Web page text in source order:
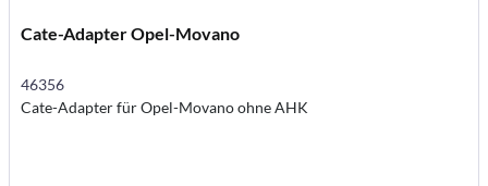
Cate-Adapter Opel-Movano
46356
Cate-Adapter für Opel-Movano ohne AHK